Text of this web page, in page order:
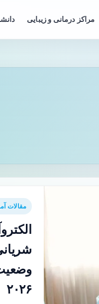
مراکز درمانی و زیبایی
مقالات
۲۰۲۶